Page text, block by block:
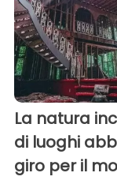
La natura
di luoghi
giro per il